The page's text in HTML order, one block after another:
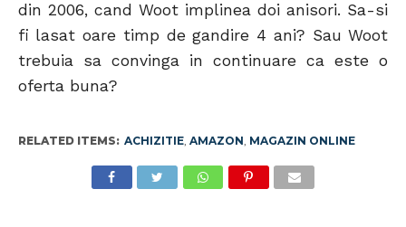
din 2006, cand Woot implinea doi anisori. Sa-si
fi lasat oare timp de gandire 4 ani? Sau Woot
trebuia sa convinga in continuare ca este o
oferta buna?
RELATED ITEMS: ACHIZITIE, AMAZON, MAGAZIN ONLINE